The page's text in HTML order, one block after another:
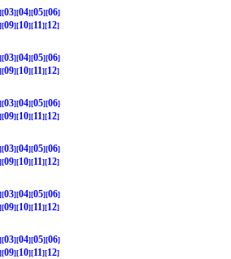
03 04 05 06
09 10 11
12
03 04 05 06
09 10 11
12
03 04 05 06
09 10 11
12
03 04 05 06
09 10 11
12
03 04 05 06
09 10 11
12
03 04 05 06
09 10 11
12